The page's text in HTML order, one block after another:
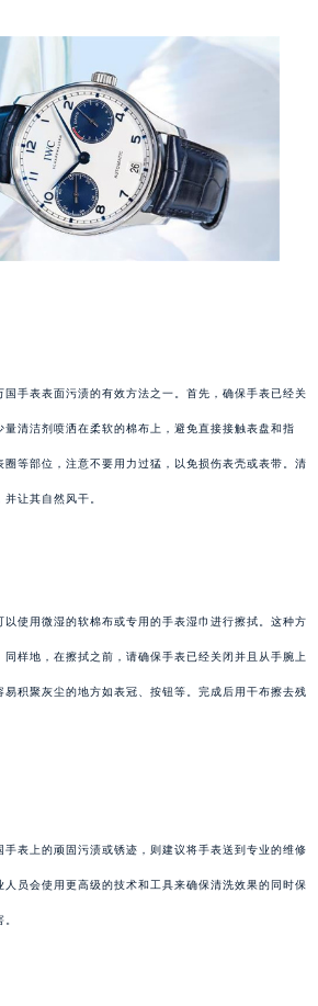
手表表面污渍的有效方法之一。首先，确保手表已经关
清洁剂喷洒在柔软的棉布上，避免直接接触表盘和指
等部位，注意不要用力过猛，以免损伤表壳或表带。清
让其自然风干。
使用微湿的软棉布或专用的手表湿巾进行擦拭。这种方
样地，在擦拭之前，请确保手表已经关闭并且从手腕上
积聚灰尘的地方如表冠、按钮等。完成后用干布擦去残
表上的顽固污渍或锈迹，则建议将手表送到专业的维修
人员会使用更高级的技术和工具来确保清洗效果的同时保